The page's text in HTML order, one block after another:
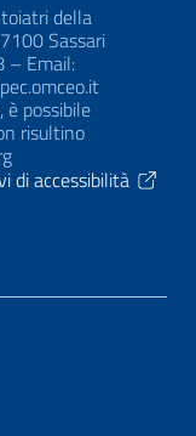
della
Sassari
– Email:
possibile
risultino
di accessibilità